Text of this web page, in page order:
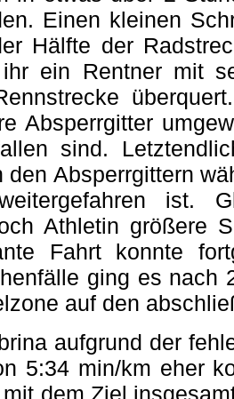
Einen kleinen
Hälfte der
ein Rentner mit
Absperrgitter
sind.
den Absperrgittern
ist.
Athletin größere
Fahrt konnte
ging es nach
auf den
aufgrund der
5:34 min/km eher
dem Ziel